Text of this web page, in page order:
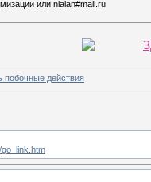
или nialan#mail.ru
побочные действия